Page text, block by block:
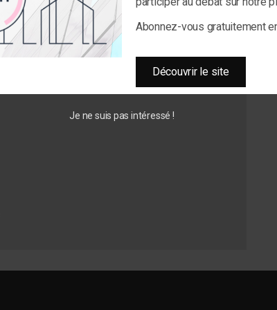
Abonnez-vous gratuitement
Découvrir le site
Je ne suis pas intéressé !